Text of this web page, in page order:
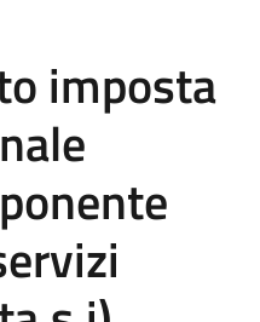
imposta